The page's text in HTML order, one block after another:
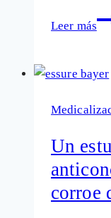
Leer más
Un
corroe